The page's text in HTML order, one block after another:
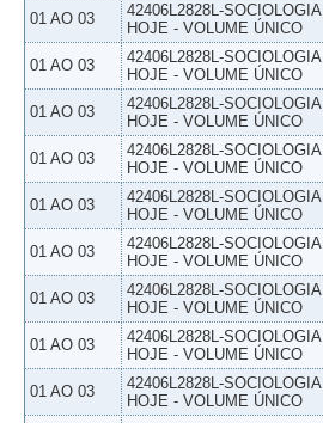
01 AO 03
42406L2828L-SOCIOLOGIA
HOJE - VOLUME ÚNICO
01 AO 03
42406L2828L-SOCIOLOGIA
HOJE - VOLUME ÚNICO
01 AO 03
42406L2828L-SOCIOLOGIA
HOJE - VOLUME ÚNICO
01 AO 03
42406L2828L-SOCIOLOGIA
HOJE - VOLUME ÚNICO
01 AO 03
42406L2828L-SOCIOLOGIA
HOJE - VOLUME ÚNICO
01 AO 03
42406L2828L-SOCIOLOGIA
HOJE - VOLUME ÚNICO
01 AO 03
42406L2828L-SOCIOLOGIA
HOJE - VOLUME ÚNICO
01 AO 03
42406L2828L-SOCIOLOGIA
HOJE - VOLUME ÚNICO
01 AO 03
42406L2828L-SOCIOLOGIA
HOJE - VOLUME ÚNICO